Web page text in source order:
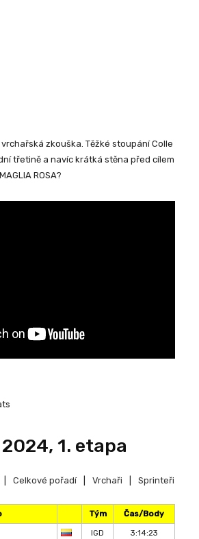
zkouška. Těžké stoupání Colle
třetině a navíc krátká stěna před cílem
ROSA?
1. etapa
Celkové pořadí Vrchaři
Sprinteři
Tým
Čas/Body
IGD
3:14:23